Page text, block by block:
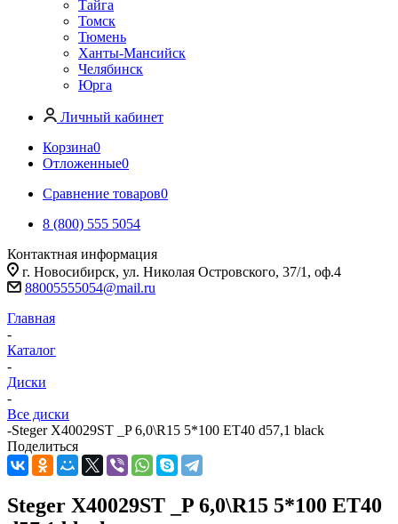
Тайга
Томск
Тюмень
Ханты-Мансийск
Челябинск
Юрга
Личный кабинет
Корзина0
Отложенные0
Сравнение товаров0
8 (800) 555 5054
Контактная информация
г. Новосибирск, ул. Николая Островского, 37/1, оф.4
88005555054@mail.ru
Главная
-
Каталог
-
Диски
-
Все диски
-Steger X40029ST _P 6,0\R15 5*100 ET40 d57,1 black
Поделиться
Steger X40029ST _P 6,0\R15 5*100 ET40